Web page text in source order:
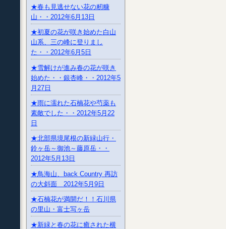
★春も見逃せない花の籾糠
山・・2012年6月13日
★初夏の花が咲き始めた白山
山系、三の峰に登りまし
た・・2012年6月5日
★雪解けが進み春の花が咲き
始めた・・銀杏峰・・2012年5
月27日
★雨に濡れた石楠花や芍薬も
素敵でした・・2012年5月22
日
★北部県境尾根の新緑山行・
鈴ヶ岳～御池～藤原岳・・
2012年5月13日
★鳥海山、back Country 再訪
の大斜面 2012年5月9日
★石楠花が満開だ！！石川県
の里山・富士写ヶ岳
★新緑と春の花に癒された横